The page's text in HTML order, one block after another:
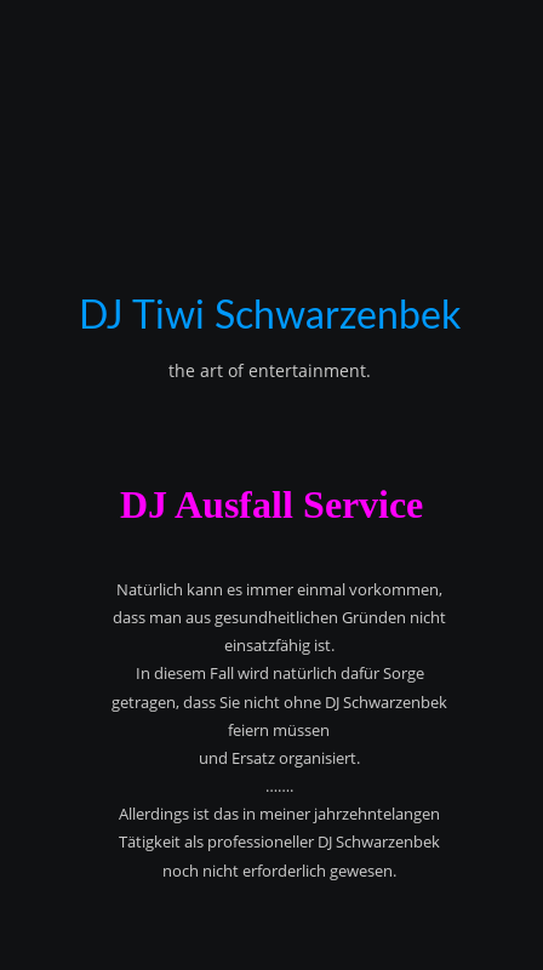
Natürlich kann es immer einmal vorkommen,
dass man aus gesundheitlichen Gründen nicht
einsatzfähig ist.
In diesem Fall wird natürlich dafür Sorge
getragen, dass Sie nicht ohne DJ Schwarzenbek
feiern müssen
und Ersatz organisiert.
…….
Allerdings ist das in meiner jahrzehntelangen
Tätigkeit als professioneller DJ Schwarzenbek
noch nicht erforderlich gewesen.
DJ Tiwi Schwarzenbek
the art of entertainment.
DJ Ausfall Service